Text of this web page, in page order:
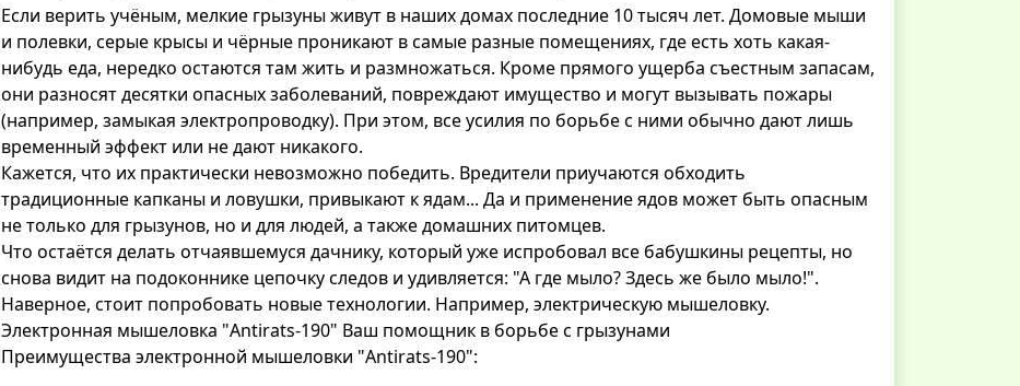
Если верить учёным, мелкие грызуны живут в наших домах последние 10 тысяч лет. Домовые мыши
и полевки, серые крысы и чёрные проникают в самые разные помещениях, где есть хоть какая-
нибудь еда, нередко остаются там жить и размножаться. Кроме прямого ущерба съестным запасам,
они разносят десятки опасных заболеваний, повреждают имущество и могут вызывать пожары
(например, замыкая электропроводку). При этом, все усилия по борьбе с ними обычно дают лишь
временный эффект или не дают никакого.
Кажется, что их практически невозможно победить. Вредители приучаются обходить
традиционные капканы и ловушки, привыкают к ядам... Да и применение ядов может быть опасным
не только для грызунов, но и для людей, а также домашних питомцев.
Что остаётся делать отчаявшемуся дачнику, который уже испробовал все бабушкины рецепты, но
снова видит на подоконнике цепочку следов и удивляется: "А где мыло? Здесь же было мыло!".
Наверное, стоит попробовать новые технологии. Например, электрическую мышеловку.
Электронная мышеловка "Antirats-190" Ваш помощник в борьбе с грызунами
Преимущества электронной мышеловки "Antirats-190":